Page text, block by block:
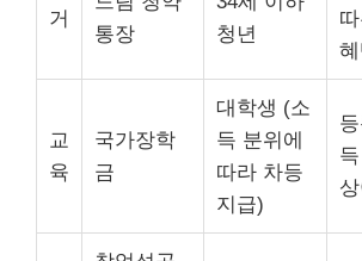
거
통장
청년
교
육
국가장학
금
대학생 (소
득 분위에
따라 차등
지급)